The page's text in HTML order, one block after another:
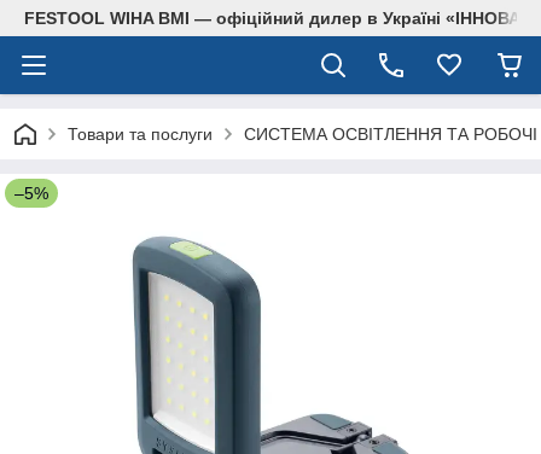
FESTOOL WIHA BMI — офіційний дилер в Україні
Товари та послуги СИСТЕМА ОСВІТЛЕННЯ ТА РОБОЧІ
–5%